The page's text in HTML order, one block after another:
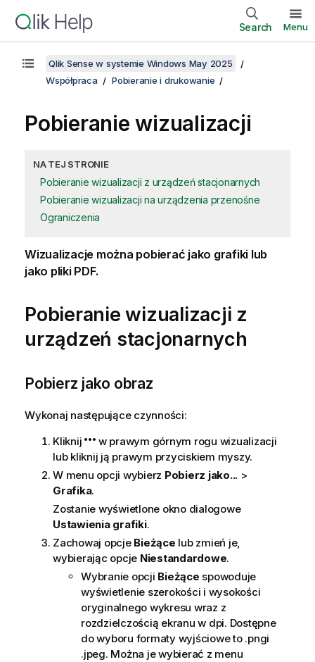
Search Menu
Qlik Sense w systemie Windows May 2025
Współpraca
Pobieranie i drukowanie
Pobieranie wizualizacji
NA TEJ STRONIE
Pobieranie wizualizacji z urządzeń stacjonarnych
Pobieranie wizualizacji na urządzenia przenośne
Ograniczenia
Wizualizacje można pobierać jako grafiki lub
jako pliki PDF.
Pobieranie wizualizacji z
urządzeń stacjonarnych
Pobierz jako obraz
Wykonaj następujące czynności:
Kliknij
w prawym górnym rogu wizualizacji
lub kliknij ją prawym przyciskiem myszy.
W menu opcji wybierz Pobierz jako... >
Grafika.
Zostanie wyświetlone okno dialogowe
Ustawienia grafiki.
Zachowaj opcje Bieżące lub zmień je,
wybierając opcje Niestandardowe.
Wybranie opcji Bieżące spowoduje
wyświetlenie szerokości i wysokości
oryginalnego wykresu wraz z
rozdzielczością ekranu w dpi. Dostępne
do wyboru formaty wyjściowe to .pngi
.jpeg. Można je wybierać z menu